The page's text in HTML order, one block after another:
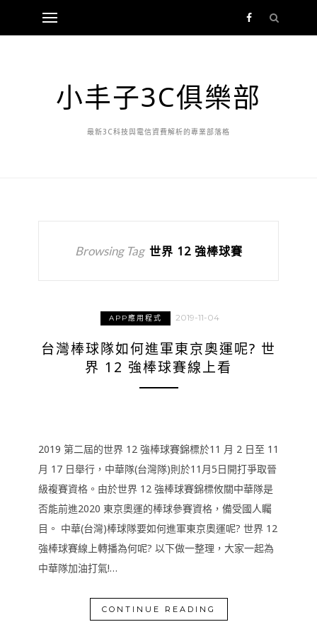
小丰子3C俱樂部
最新3C科技與電信資費解析的專業部落格
Browsing Tag 世界 12 強棒球賽
APP應用程式 2019-11-04
台灣棒球隊如何進軍東京奧運呢? 世
界 12 強棒球賽線上看
2019 第二屆的世界 12 強棒球賽錦標於11 月 2 日至 11
月 17 日舉行，中華隊(台灣隊)則於11月5日開打爭取晉
級複賽資格。由於世界 12 強棒球賽錦標攸關中華隊是
否能前進2020 東京奧運的棒球參賽資格，備受國人矚
目。 中華(台灣)棒球隊要如何進軍東京奧運呢? 世界 12
強棒球賽線上轉播為何呢? 以下做一整理，大家一起為
中華隊加油打氣!…
CONTINUE READING